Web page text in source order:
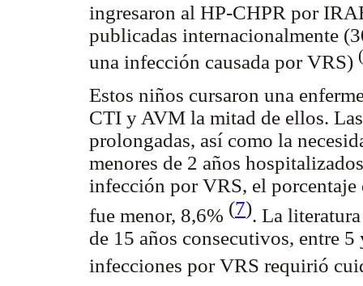
ingresaron al HP-CHPR por
publicadas internacionalmente
una infección causada por VRS) (
Estos niños cursaron una
CTI y AVM la mitad de ellos.
prolongadas, así como la
menores de 2 años
infección por VRS, el
fue menor, 8,6% (7). La
de 15 años consecutivos, entre
infecciones por VRS requirió